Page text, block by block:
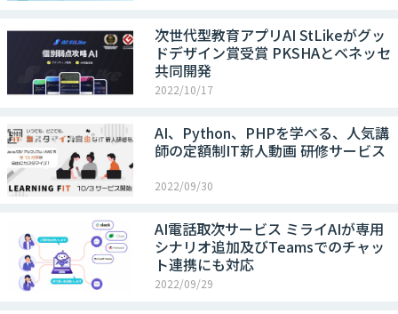
次世代型教育アプリAI StLikeがグッ
ドデザイン賞受賞 PKSHAとベネッセ
共同開発
2022/10/17
AI、Python、PHPを学べる、人気講
師の定額制IT新人動画 研修サービス
2022/09/30
AI電話取次サービス ミライAIが専用
シナリオ追加及びTeamsでのチャッ
ト連携にも対応
2022/09/29